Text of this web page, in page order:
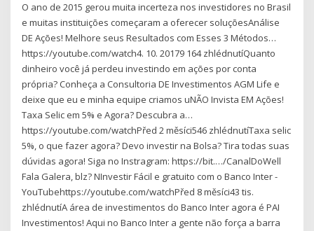
O ano de 2015 gerou muita incerteza nos investidores no Brasil
e muitas instituições começaram a oferecer soluçõesAnálise
DE Ações! Melhore seus Resultados com Esses 3 Métodos…
https://youtube.com/watch4. 10. 20179 164 zhlédnutíQuanto
dinheiro você já perdeu investindo em ações por conta
própria? Conheça a Consultoria DE Investimentos AGM Life e
deixe que eu e minha equipe criamos uNÃO Invista EM Ações!
Taxa Selic em 5% e Agora? Descubra a…
https://youtube.com/watchPřed 2 měsíci546 zhlédnutíTaxa selic
5%, o que fazer agora? Devo investir na Bolsa? Tira todas suas
dúvidas agora! Siga no Instragram: https://bit.…/CanalDoWell
Fala Galera, blz? NInvestir Fácil e gratuito com o Banco Inter -
YouTubehttps://youtube.com/watchPřed 8 měsíci43 tis.
zhlédnutíA área de investimentos do Banco Inter agora é PAI
Investimentos! Aqui no Banco Inter a gente não força a barra